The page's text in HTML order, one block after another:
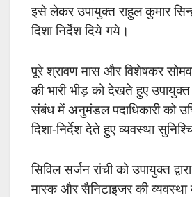
इसे लेकर उपायुक्त राहुल कुमार
दिशा निर्देश दिये गये।
पूरे श्रावण मास और विशेषकर
की भारी भीड़ को देखते हुए
संबंध में अनुमंडल पदाधिकारी को
दिशा-निर्देश देते हुए व्यवस्था
सिविल सर्जन रांची को उपायुक्त
मास्क और सैनिटाइजर की व्यवस्था